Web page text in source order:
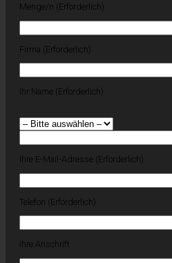
Menge/n (Erforderlich)
Firma (Erforderlich)
Ihr Name (Erforderlich)
Ihre E-Mail-Adresse (Erforderlich)
Telefon (Erforderlich)
Ihre Anschrift